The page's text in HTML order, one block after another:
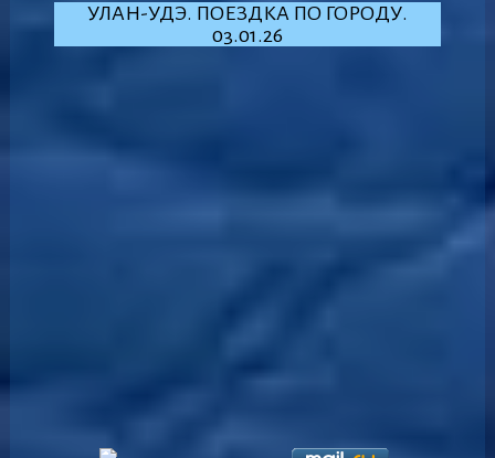
УЛАН-УДЭ. ПОЕЗДКА ПО ГОРОДУ.
03.01.26